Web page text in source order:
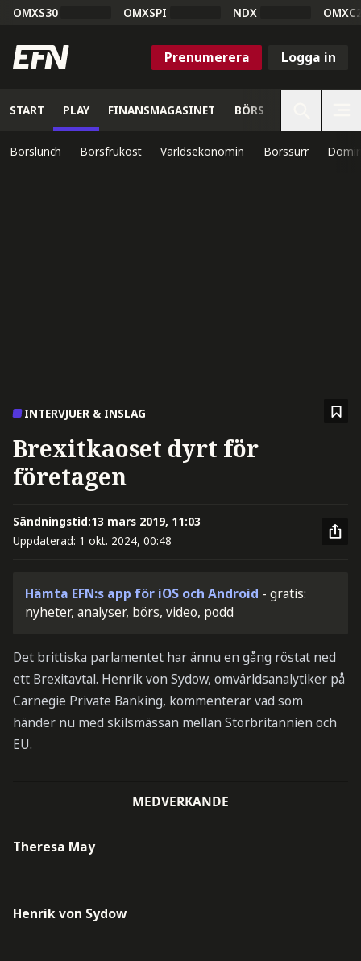
OMXS30 OMXSPI NDX
Prenumerera Logga in
START PLAY FINANSMAGASINET BÖRS
Börslunch Börsfrukost Världsekonomin Börssurr
INTERVJUER & INSLAG
Brexitkaoset dyrt för
företagen
Sändningstid:13 mars 2019, 11:03
Uppdaterad: 1 okt. 2024, 00:48
Hämta EFN:s app för iOS och Android - gratis:
nyheter, analyser, börs, video, podd
Det brittiska parlamentet har ännu en gång röstat ned
ett Brexitavtal. Henrik von Sydow, omvärldsanalytiker på
Carnegie Private Banking, kommenterar vad som
händer nu med skilsmässan mellan Storbritannien och
EU.
MEDVERKANDE
Theresa May
Henrik von Sydow